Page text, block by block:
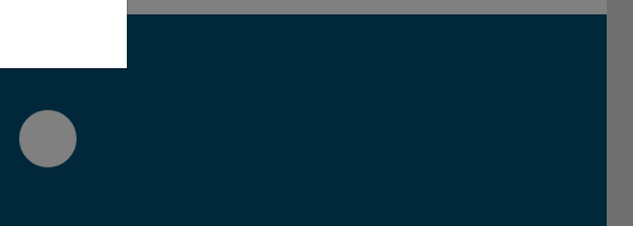
TU Darmstadt
der TU Darmstadt
Seite der TU Darmstadt
YouTube-Kanal der TU Darmstadt